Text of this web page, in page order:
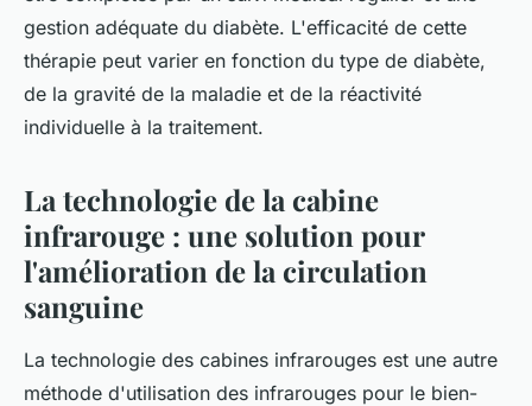
gestion adéquate du diabète. L'efficacité de cette
thérapie peut varier en fonction du type de diabète,
de la gravité de la maladie et de la réactivité
individuelle à la traitement.
La technologie de la cabine
infrarouge : une solution pour
l'amélioration de la circulation
sanguine
La technologie des cabines infrarouges est une autre
méthode d'utilisation des infrarouges pour le bien-